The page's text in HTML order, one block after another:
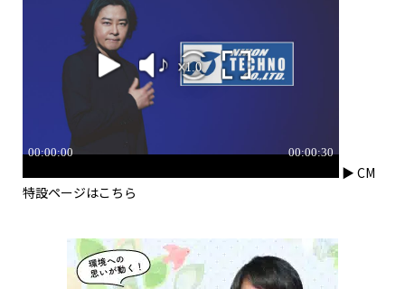
▶ CM
特設ページはこちら